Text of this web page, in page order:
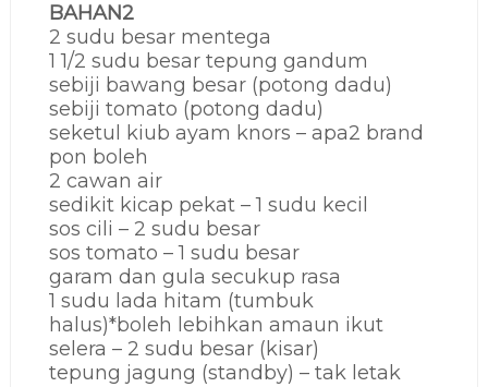
BAHAN2
2 sudu besar mentega
1 1/2 sudu besar tepung gandum
sebiji bawang besar (potong dadu)
sebiji tomato (potong dadu)
seketul kiub ayam knors – apa2 brand
pon boleh
2 cawan air
sedikit kicap pekat – 1 sudu kecil
sos cili – 2 sudu besar
sos tomato – 1 sudu besar
garam dan gula secukup rasa
1 sudu lada hitam (tumbuk
halus)*boleh lebihkan amaun ikut
selera – 2 sudu besar (kisar)
tepung jagung (standby) – tak letak